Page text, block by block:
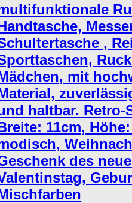
,
mit
haltbar. Retro-
11cm,
des